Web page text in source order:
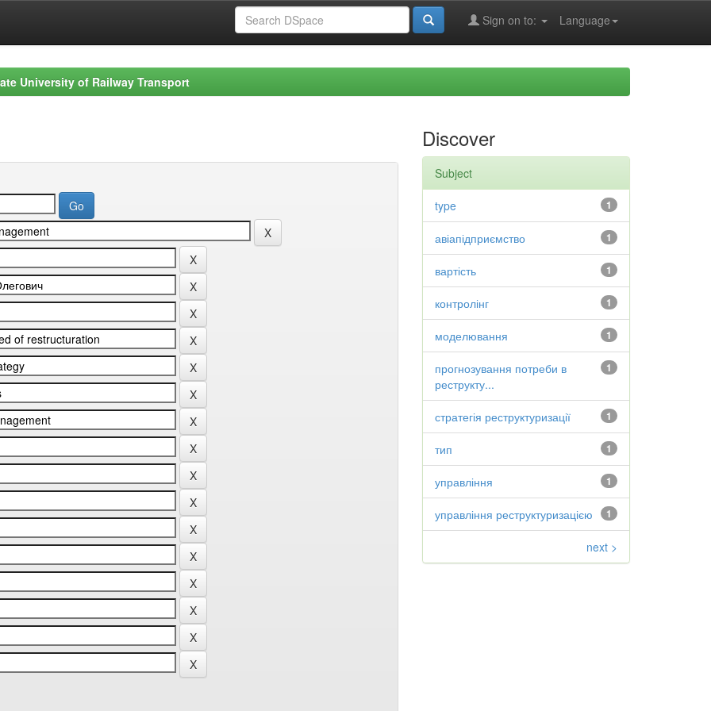
Language
Sign on to:
University of Railway Transport
Discover
Subject
1
type
1
авіапідприємство
1
вартість
1
контролінг
1
моделювання
1
прогнозування потреби в
реструкту...
1
стратегія реструктуризації
1
тип
1
управління
1
управління реструктуризацією
next >